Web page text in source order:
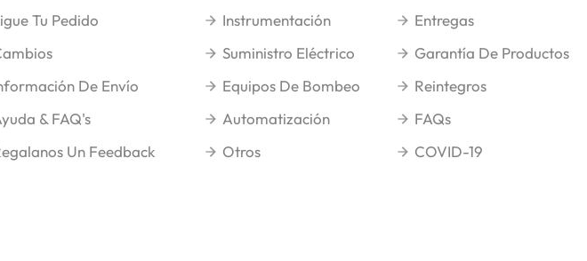
Tu Pedido
De Envío
& FAQ's
Un Feedback
Instrumentación
Suministro Eléctrico
Equipos De Bombeo
Automatización
Otros
Entregas
Garantía De Productos
Reintegros
FAQs
COVID-19